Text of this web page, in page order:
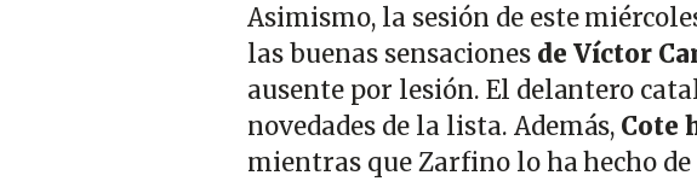
Asimismo, la sesión de este
las buenas sensaciones de Víctor
ausente por lesión. El delantero
novedades de la lista. Además, Cote
mientras que Zarfino lo ha hecho